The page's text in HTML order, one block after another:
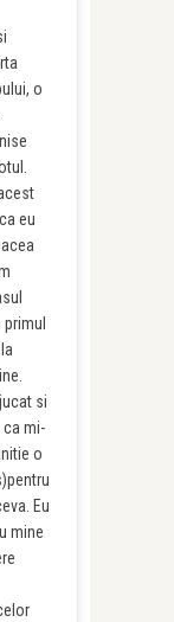
o
eu
si
mi-
o
Eu
mine